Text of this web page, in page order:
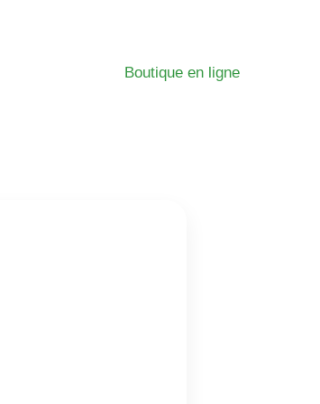
Boutique en ligne